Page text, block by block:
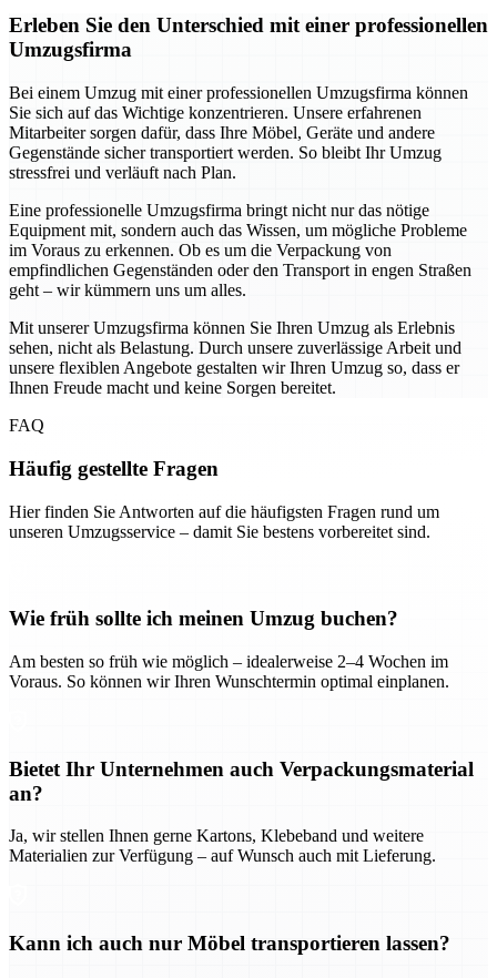
Erleben Sie den Unterschied mit einer professionellen
Umzugsfirma
Bei einem Umzug mit einer professionellen Umzugsfirma können
Sie sich auf das Wichtige konzentrieren. Unsere erfahrenen
Mitarbeiter sorgen dafür, dass Ihre Möbel, Geräte und andere
Gegenstände sicher transportiert werden. So bleibt Ihr Umzug
stressfrei und verläuft nach Plan.
Eine professionelle Umzugsfirma bringt nicht nur das nötige
Equipment mit, sondern auch das Wissen, um mögliche Probleme
im Voraus zu erkennen. Ob es um die Verpackung von
empfindlichen Gegenständen oder den Transport in engen Straßen
geht – wir kümmern uns um alles.
Mit unserer Umzugsfirma können Sie Ihren Umzug als Erlebnis
sehen, nicht als Belastung. Durch unsere zuverlässige Arbeit und
unsere flexiblen Angebote gestalten wir Ihren Umzug so, dass er
Ihnen Freude macht und keine Sorgen bereitet.
FAQ
Häufig gestellte Fragen
Hier finden Sie Antworten auf die häufigsten Fragen rund um
unseren Umzugsservice – damit Sie bestens vorbereitet sind.
Wie früh sollte ich meinen Umzug buchen?
Am besten so früh wie möglich – idealerweise 2–4 Wochen im
Voraus. So können wir Ihren Wunschtermin optimal einplanen.
Bietet Ihr Unternehmen auch Verpackungsmaterial
an?
Ja, wir stellen Ihnen gerne Kartons, Klebeband und weitere
Materialien zur Verfügung – auf Wunsch auch mit Lieferung.
Kann ich auch nur Möbel transportieren lassen?